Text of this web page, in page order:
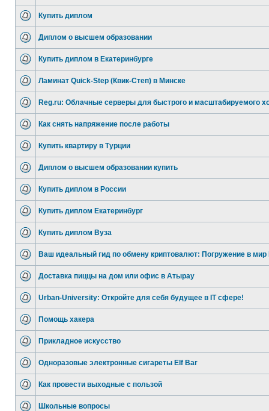
Купить диплом
Диплом о высшем образовании
Купить диплом в Екатеринбурге
Ламинат Quick-Step (Квик-Степ) в Минске
Reg.ru: Облачные серверы для быстрого и масштабируемого
Как снять напряжение после работы
Купить квартиру в Турции
Диплом о высшем образовании купить
Купить диплом в России
Купить диплом Екатеринбург
Купить диплом Вуза
Ваш идеальный гид по обмену криптовалют: Погружение в мир
Доставка пиццы на дом или офис в Атырау
Urban-University: Откройте для себя будущее в IT сфере!
Помощь хакера
Прикладное искусство
Одноразовые электронные сигареты Elf Bar
Как провести выходные с пользой
Школьные вопросы